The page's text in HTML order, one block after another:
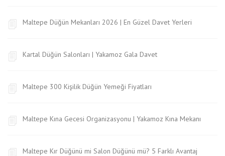
Maltepe Düğün Mekanları 2026 | En Güzel Davet Yerleri
Kartal Düğün Salonları | Yakamoz Gala Davet
Maltepe 300 Kişilik Düğün Yemeği Fiyatları
Maltepe Kına Gecesi Organizasyonu | Yakamoz Kına Mekanı
Maltepe Kır Düğünü mi Salon Düğünü mü? 5 Farklı Avantaj